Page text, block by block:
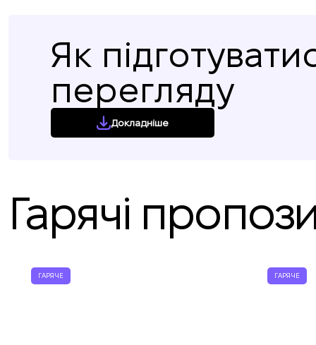
Як
перегляду
Докладніше
Гарячі
ГАРЯЧЕ ГАРЯЧЕ